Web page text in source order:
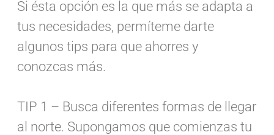
Si ésta opción es la que más se adapta a
tus necesidades, permíteme darte
algunos tips para que ahorres y
conozcas más.
TIP 1 – Busca diferentes formas de llegar
al norte. Supongamos que comienzas tu